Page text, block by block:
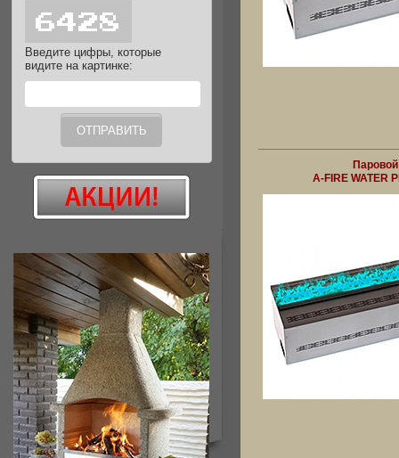
Введите цифры, которые
видите на картинке:
A-FIRE WATER